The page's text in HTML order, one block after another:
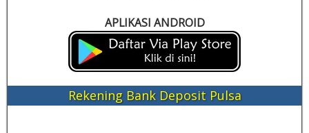
APLIKASI ANDROID
Rekening Bank Deposit Pulsa